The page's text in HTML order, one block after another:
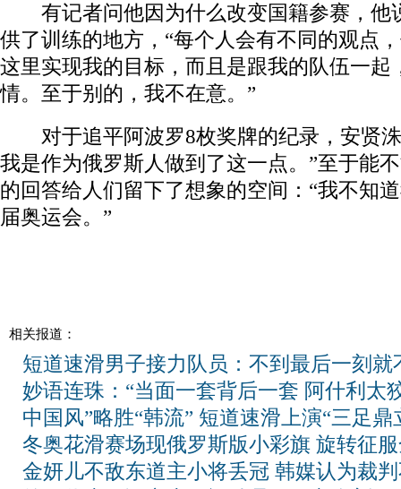
有记者问他因为什么改变国籍参赛，他
供了训练的地方，“每个人会有不同的观点
这里实现我的目标，而且是跟我的队伍一起
情。至于别的，我不在意。”
对于追平阿波罗8枚奖牌的纪录，安贤洙
我是作为俄罗斯人做到了这一点。”至于能
的回答给人们留下了想象的空间：“我不知
届奥运会。”
相关报道：
短道速滑男子接力队员：不到最后一刻就
妙语连珠：“当面一套背后一套 阿什利太
中国风”略胜“韩流” 短道速滑上演“三足鼎
冬奥花滑赛场现俄罗斯版小彩旗 旋转征
金妍儿不敌东道主小将丢冠 韩媒认为裁